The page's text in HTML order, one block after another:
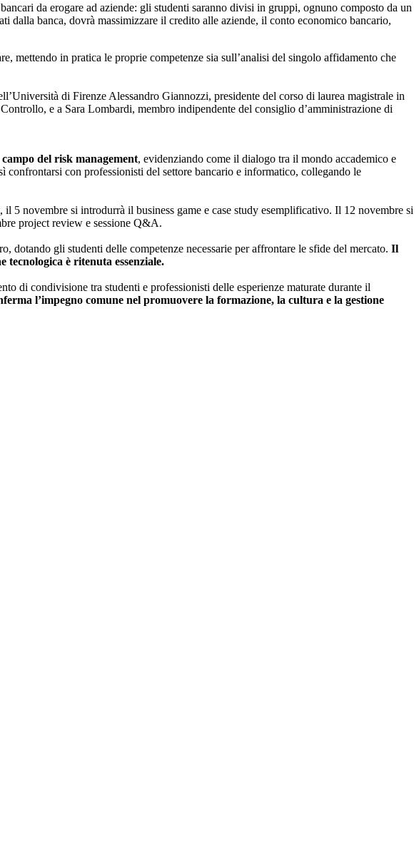
da erogare ad aziende: gli studenti saranno divisi in gruppi, ognuno composto da un
banca, dovrà massimizzare il credito alle aziende, il conto economico bancario,
in pratica le proprie competenze sia sull’analisi del singolo affidamento che
di Firenze Alessandro Giannozzi, presidente del corso di laurea magistrale in
e a Sara Lombardi, membro indipendente del consiglio d’amministrazione di
del risk management, evidenziando come il dialogo tra il mondo accademico e
con professionisti del settore bancario e informatico, collegando le
novembre si introdurrà il business game e case study esemplificativo. Il 12 novembre si
project review e sessione Q&A.
dotando gli studenti delle competenze necessarie per affrontare le sfide del mercato. Il
è ritenuta essenziale.
di condivisione tra studenti e professionisti delle esperienze maturate durante il
l’impegno comune nel promuovere la formazione, la cultura e la gestione